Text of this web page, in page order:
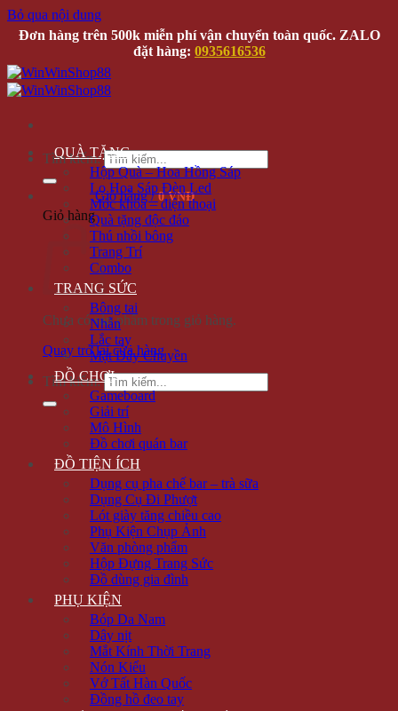
Bỏ qua nội dung
Đơn hàng trên 500k miễn phí vận chuyển toàn quốc. ZALO
đặt hàng: 0935616536
Tìm kiếm:
Giỏ hàng /0 VNĐ
Giỏ hàng
Chưa có sản phẩm trong giỏ hàng.
Quay trở lại cửa hàng
Tìm kiếm:
QUÀ TẶNG
Hộp Quà – Hoa Hồng Sáp
Lọ Hoa Sáp Đèn Led
Móc khóa – điện thoại
Quà tặng độc đáo
Thú nhồi bông
Trang Trí
Combo
TRANG SỨC
Bông tai
Nhẫn
Lắc tay
Mặt Dây Chuyền
ĐỒ CHƠI
Gameboard
Giải trí
Mô Hình
Đồ chơi quán bar
ĐỒ TIỆN ÍCH
Dụng cụ pha chế bar – trà sữa
Dụng Cụ Đi Phượt
Lót giày tăng chiều cao
Phụ Kiện Chụp Ảnh
Văn phòng phẩm
Hộp Đựng Trang Sức
Đồ dùng gia đình
PHỤ KIỆN
Bóp Da Nam
Dây nịt
Mắt Kính Thời Trang
Nón Kiểu
Vớ Tất Hàn Quốc
Đồng hồ đeo tay